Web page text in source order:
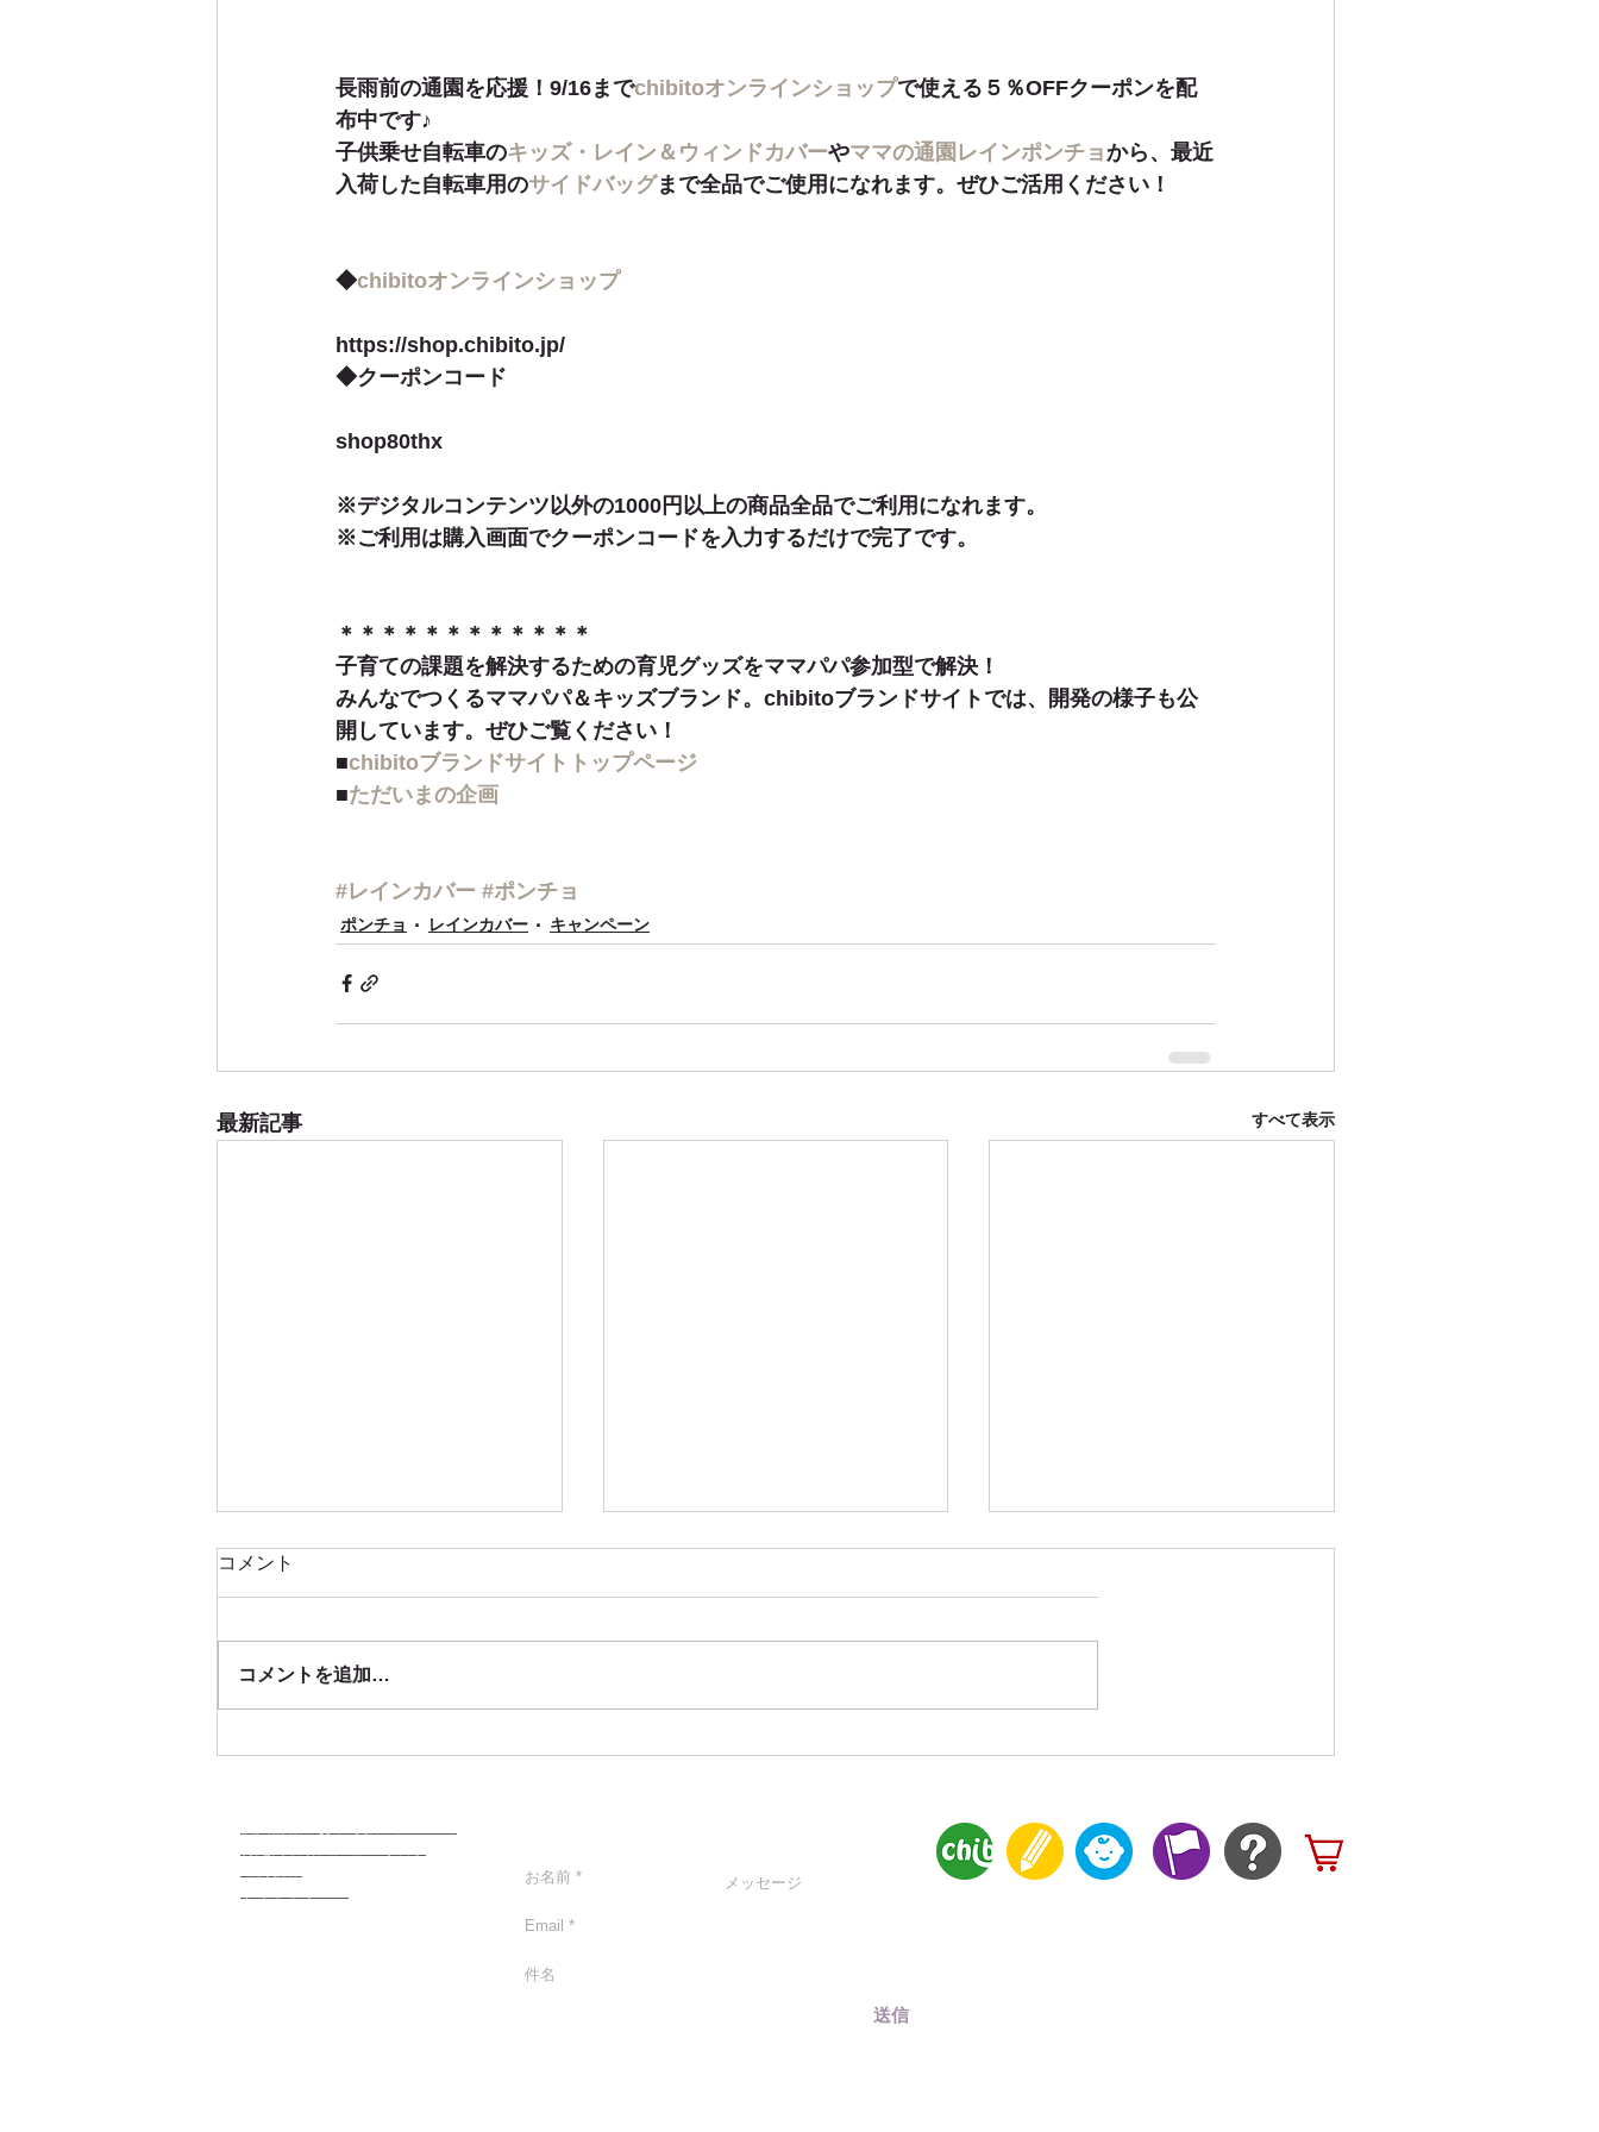
長雨前の通園を応援！9/16までchibitoオンラインショップで使える５％OFFクーポンを配
布中です♪
子供乗せ自転車のキッズ・レイン＆ウィンドカバーやママの通園レインポンチョから、最近
入荷した自転車用のサイドバッグまで全品でご使用になれます。ぜひご活用ください！
◆chibitoオンラインショップ
https://shop.chibito.jp/
◆クーポンコード
shop80thx
※デジタルコンテンツ以外の1000円以上の商品全品でご利用になれます。
※ご利用は購入画面でクーポンコードを入力するだけで完了です。
＊＊＊＊＊＊＊＊＊＊＊＊
子育ての課題を解決するための育児グッズをママパパ参加型で解決！
みんなでつくるママパパ＆キッズブランド。chibitoブランドサイトでは、開発の様子も公
開しています。ぜひご覧ください！
■chibitoブランドサイトトップページ
■ただいまの企画
#レインカバー #ポンチョ
ポンチョ レインカバー キャンペーン
最新記事 すべて表示
コメント
コメントを追加…
送信